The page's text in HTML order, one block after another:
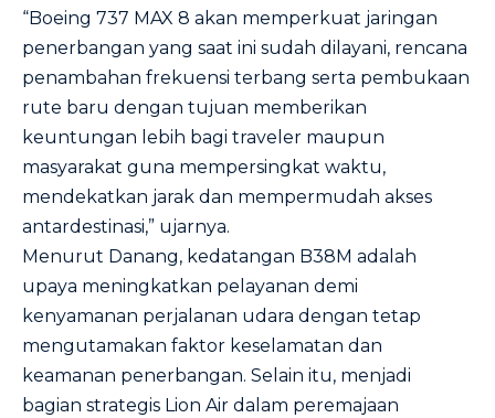
“Boeing 737 MAX 8 akan memperkuat jaringan
penerbangan yang saat ini sudah dilayani, rencana
penambahan frekuensi terbang serta pembukaan
rute baru dengan tujuan memberikan
keuntungan lebih bagi traveler maupun
masyarakat guna mempersingkat waktu,
mendekatkan jarak dan mempermudah akses
antardestinasi,” ujarnya.
Menurut Danang, kedatangan B38M adalah
upaya meningkatkan pelayanan demi
kenyamanan perjalanan udara dengan tetap
mengutamakan faktor keselamatan dan
keamanan penerbangan. Selain itu, menjadi
bagian strategis Lion Air dalam peremajaan